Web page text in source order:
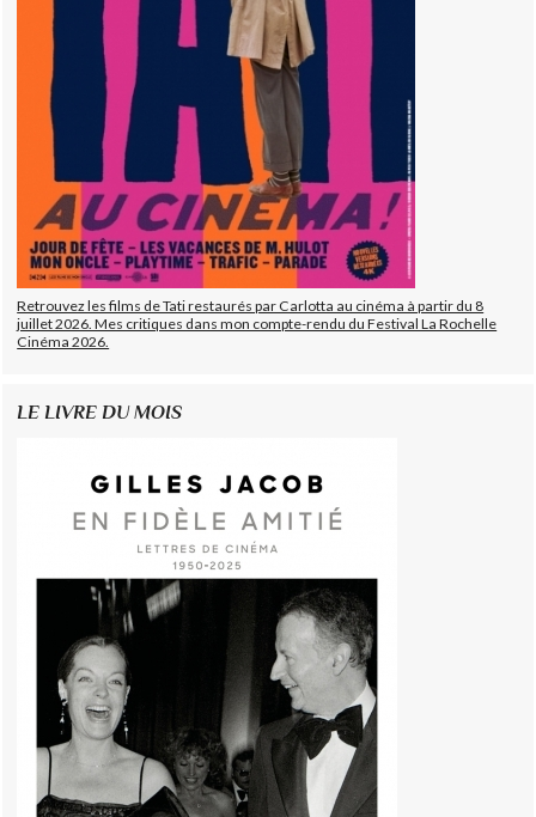
Retrouvez les films de Tati restaurés par Carlotta au cinéma à partir du 8
juillet 2026. Mes critiques dans mon compte-rendu du Festival La Rochelle
Cinéma 2026.
LE LIVRE DU MOIS